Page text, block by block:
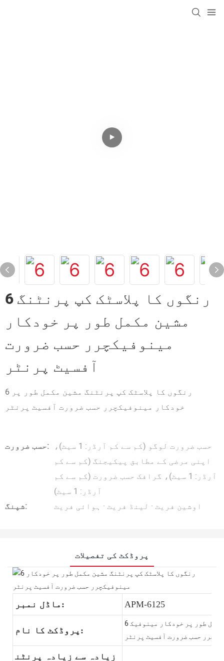
6 رنگوں کا پلاسٹک کپ پرنٹنگ
مشین مکمل طور پر خودکار
مینوفیکچرر حسب ضرورت
آفسیٹ پرنٹر
6 رنگوں کا پلاسٹک کپ پرنٹنگ مشین مکمل طور پر
خودکار مینوفیکچرر حسب ضرورت آفسیٹ پرنٹر
حسب ضرورت: حسب ضرورت لوگو (کم سے کم آرڈر: 1 سیٹ)،
اپنی مرضی کے مطابق پیکیجنگ (کم سے کم
آرڈر: 1 سیٹ)، گرافک حسب ضرورت (کم سے کم
آرڈر: 1 سیٹ)
شپنگ:
اوشین فریٹ · لینڈ فریٹ · ہوائی فریٹ
پروڈکٹ کی تفصیلات
ماڈل نمبر: APM-6125
پروڈکٹ کا نام:
6 رنگوں کا پلاسٹک کپ پرنٹنگ مشین مکمل طور پر خودکار مینوفیک
چرر حسب ضرورت آفسیٹ پرنٹر
زیادہ سے زیادہ پرنٹن